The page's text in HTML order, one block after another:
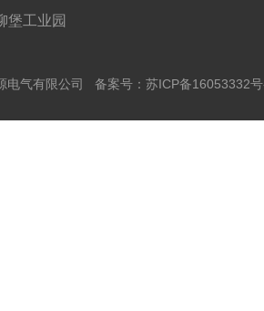
堡工业园
电气有限公司 备案号： 苏ICP备16053332